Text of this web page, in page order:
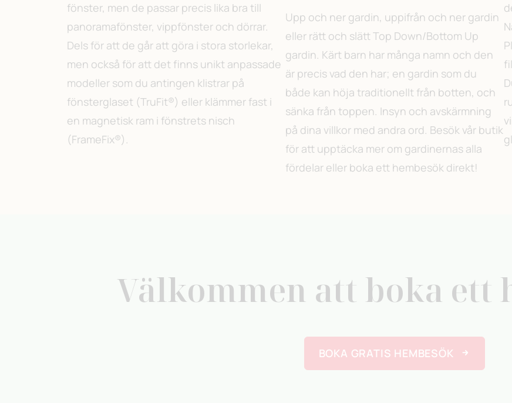
fönster, men de passar precis lika bra till
panoramafönster, vippfönster och dörrar.
Dels för att de går att göra i stora storlekar,
men också för att det finns unikt anpassade
modeller som du antingen klistrar på
fönsterglaset (TruFit®) eller klämmer fast i
en magnetisk ram i fönstrets nisch
(FrameFix®).
Upp och ner gardin, uppifrån och ner gardin
eller rätt och slätt Top Down/Bottom Up
gardin. Kärt barn har många namn och den
är precis vad den har; en gardin som du
både kan höja traditionellt från botten, och
sänka från toppen. Insyn och avskärmning
på dina villkor med andra ord. Besök vår butik
för att upptäcka mer om gardinernas alla
fördelar eller boka ett hembesök direkt!
Välkommen att boka ett
BOKA GRATIS HEMBESÖK